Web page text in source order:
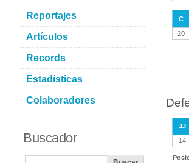
C
20
JJ
14
Reportajes
Artículos
Records
Estadísticas
Colaboradores
Buscador